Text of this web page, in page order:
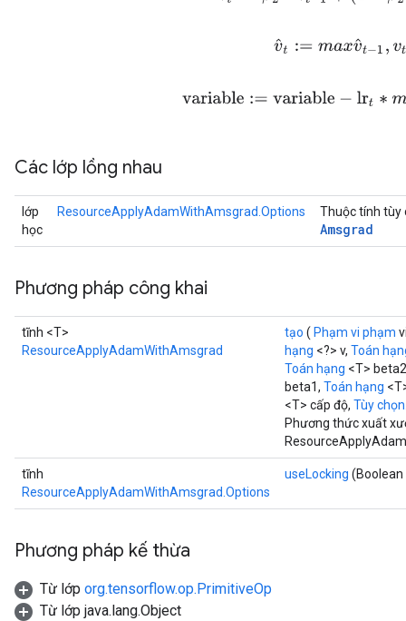
v^t:= maxv^t−1, vt
variable:=variable− lrt∗ m t/(
Các lớp lồng nhau
lớp
học
ResourceApplyAdamWithAmsgrad.Options Thuộc tính tùy
Amsgrad
Phương pháp công khai
tĩnh <T>
ResourceApplyAdamWithAmsgrad
tạo ( Phạm vi phạm
hạng <?> v, Toán
Toán hạng <T>
beta1, Toán hạng
<T> cấp độ, Tùy
Phương thức xuất
tĩnh
ResourceApplyAdamWithAmsgrad.Options
useLocking (Boolean
Phương pháp kế thừa
Từ lớp org.tensorflow.op.PrimitiveOp
Từ lớp java.lang.Object